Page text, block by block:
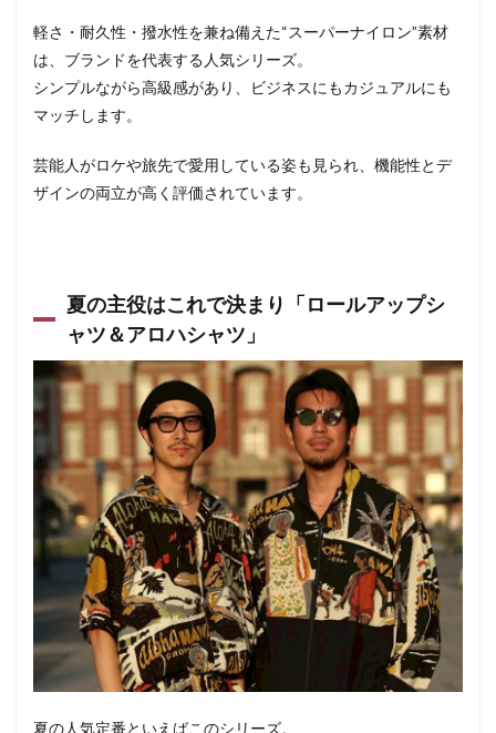
軽さ・耐久性・撥水性を兼ね備えた“スーパーナイロン”素材
は、ブランドを代表する人気シリーズ。
シンプルながら高級感があり、ビジネスにもカジュアルにも
マッチします。
芸能人がロケや旅先で愛用している姿も見られ、機能性とデ
ザインの両立が高く評価されています。
夏の主役はこれで決まり「ロールアップシ
ャツ＆アロハシャツ」
夏の人気定番といえばこのシリーズ。